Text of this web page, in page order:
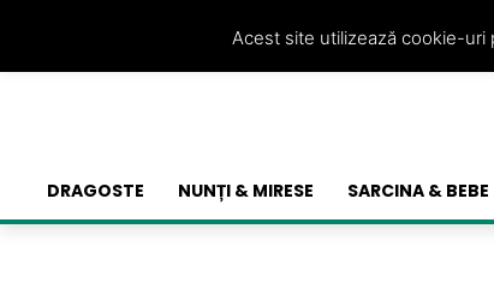
DRAGOSTE NUNȚI & MIRESE SARCINA & BEBE
Acest site utilizează cookie-uri